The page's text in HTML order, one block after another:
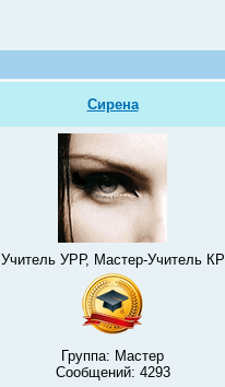
Сирена
Учитель УРР, Мастер-Учитель КР
Группа: Мастер
Сообщений: 4293